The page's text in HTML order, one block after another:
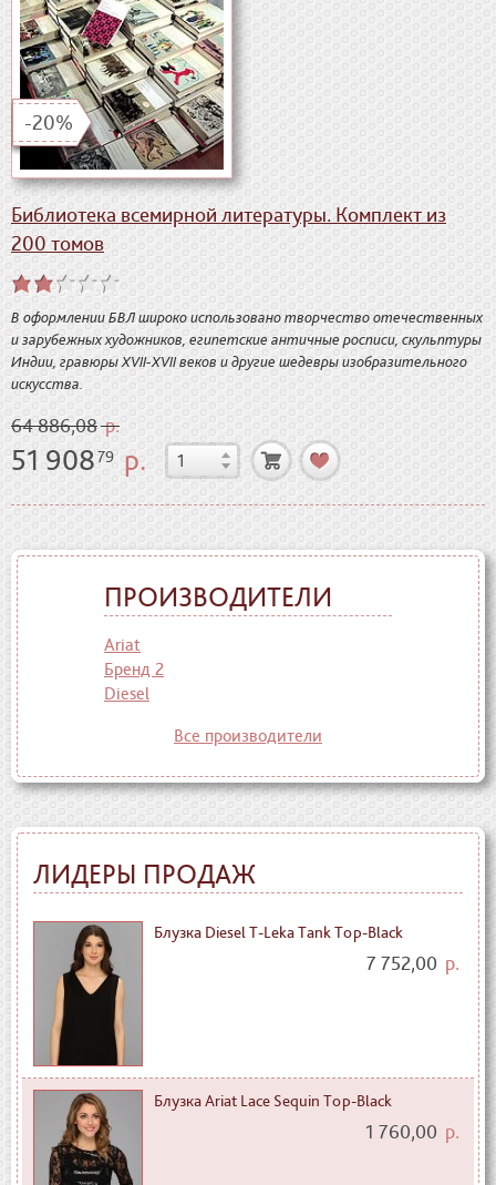
-20%
Библиотека всемирной литературы. Комплект из
200 томов
В оформлении БВЛ широко использовано творчество отечественных
и зарубежных художников, египетские античные росписи, скульптуры
Индии, гравюры XVII-XVII веков и другие шедевры изобразительного
искусства.
64 886,08р.
51 90879р.
ПРОИЗВОДИТЕЛИ
Ariat
Бренд 2
Diesel
Все производители
ЛИДЕРЫ ПРОДАЖ
Блузка Diesel T-Leka Tank Top-Black
7 752,00 р.
Блузка Ariat Lace Sequin Top-Black
1 760,00 р.